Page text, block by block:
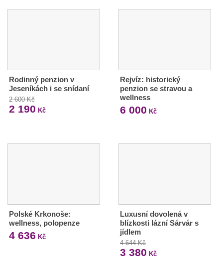
Rodinný penzion v
Jeseníkách i se snídaní
2 600 Kč
2 190 Kč
Rejvíz: historický
penzion se stravou a
wellness
6 000 Kč
Polské Krkonoše:
wellness, polopenze
4 636 Kč
Luxusní dovolená v
blízkosti lázní Sárvár s
jídlem
4 644 Kč
3 380 Kč